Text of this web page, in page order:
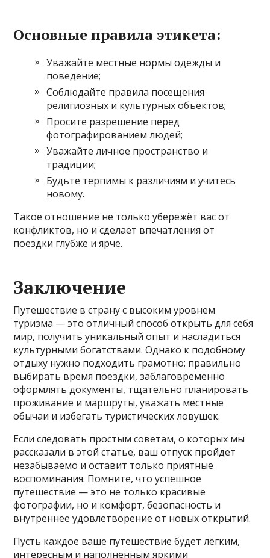
Основные правила этикета:
Уважайте местные нормы одежды и
поведение;
Соблюдайте правила посещения
религиозных и культурных объектов;
Просите разрешение перед
фотографированием людей;
Уважайте личное пространство и
традиции;
Будьте терпимы к различиям и учитесь
новому.
Такое отношение не только убережёт вас от
конфликтов, но и сделает впечатления от
поездки глубже и ярче.
Заключение
Путешествие в страну с высоким уровнем
туризма — это отличный способ открыть для себя
мир, получить уникальный опыт и насладиться
культурными богатствами. Однако к подобному
отдыху нужно подходить грамотно: правильно
выбирать время поездки, заблаговременно
оформлять документы, тщательно планировать
проживание и маршруты, уважать местные
обычаи и избегать туристических ловушек.
Если следовать простым советам, о которых мы
рассказали в этой статье, ваш отпуск пройдет
незабываемо и оставит только приятные
воспоминания. Помните, что успешное
путешествие — это не только красивые
фотографии, но и комфорт, безопасность и
внутреннее удовлетворение от новых открытий.
Пусть каждое ваше путешествие будет лёгким,
интересным и наполненным яркими